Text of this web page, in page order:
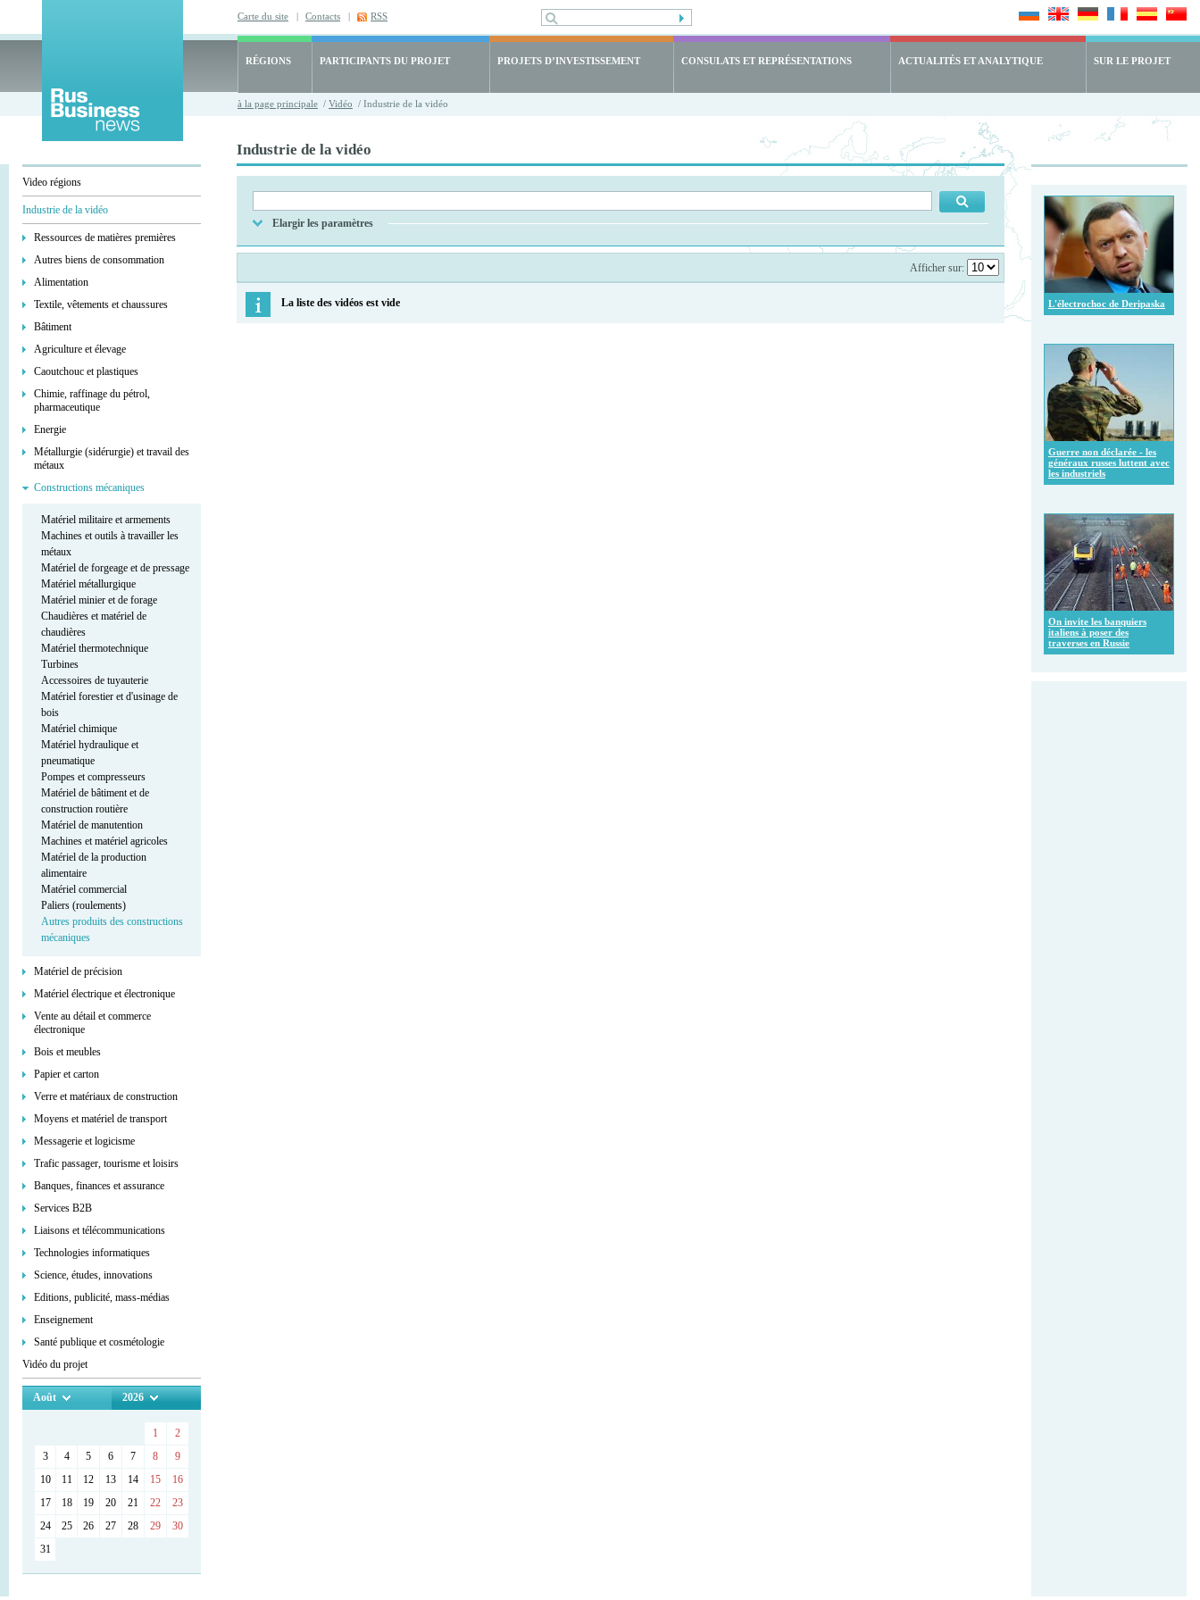
Carte du site | Contacts | RSS
RÉGIONS PARTICIPANTS DU PROJET PROJETS D’INVESTISSEMENT CONSULATS ET REPRÉSENTATIONS ACTUALITÉS ET ANALYTIQUE SUR LE PROJET
à la page principale / Vidéo / Industrie de la vidéo
Video régions
Industrie de la vidéo
Ressources de matières premières
Autres biens de consommation
Alimentation
Textile, vêtements et chaussures
Bâtiment
Agriculture et élevage
Caoutchouc et plastiques
Chimie, raffinage du pétrol,
pharmaceutique
Energie
Métallurgie (sidérurgie) et travail des
métaux
Constructions mécaniques
Matériel militaire et armements
Machines et outils à travailler les
métaux
Matériel de forgeage et de pressage
Matériel métallurgique
Matériel minier et de forage
Chaudières et matériel de
chaudières
Matériel thermotechnique
Turbines
Accessoires de tuyauterie
Matériel forestier et d'usinage de
bois
Matériel chimique
Matériel hydraulique et
pneumatique
Pompes et compresseurs
Matériel de bâtiment et de
construction routière
Matériel de manutention
Machines et matériel agricoles
Matériel de la production
alimentaire
Matériel commercial
Paliers (roulements)
Autres produits des constructions
mécaniques
Matériel de précision
Matériel électrique et électronique
Vente au détail et commerce
électronique
Bois et meubles
Papier et carton
Verre et matériaux de construction
Moyens et matériel de transport
Messagerie et logicisme
Trafic passager, tourisme et loisirs
Banques, finances et assurance
Services В2В
Liaisons et télécommunications
Technologies informatiques
Science, études, innovations
Editions, publicité, mass-médias
Enseignement
Santé publique et cosmétologie
Vidéo du projet
Août 2026
1
2
3
4 5 6 7 8
9
10
11 12 13 14 15
16
17
18 19 20 21 22
23
24
25 26 27 28 29
30
31
Industrie de la vidéo
Elargir les paramètres
Afficher sur:
La liste des vidéos est vide L'électrochoc de Deripaska
Guerre non déclarée - les
généraux russes luttent avec
les industriels
On invite les banquiers
italiens à poser des
traverses en Russie